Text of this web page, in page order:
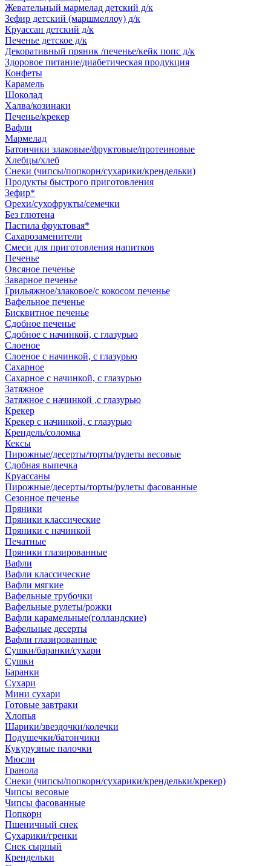
Жевательный мармелад детский д/к
Зефир детский (маршмеллоу) д/к
Круассан детский д/к
Печенье детское д/к
Декоративный пряник /печенье/кейк попс д/к
Здоровое питание/диабетическая продукция
Конфеты
Карамель
Шоколад
Халва/козинаки
Печенье/крекер
Вафли
Мармелад
Батончики злаковые/фруктовые/протеиновые
Хлебцы/хлеб
Снеки (чипсы/попкорн/сухарики/крендельки)
Продукты быстрого приготовления
Зефир*
Орехи/сухофрукты/семечки
Без глютена
Пастила фруктовая*
Сахарозаменители
Смеси для приготовления напитков
Печенье
Овсяное печенье
Заварное печенье
Грильяжное/злаковое/с кокосом печенье
Вафельное печенье
Бисквитное печенье
Сдобное печенье
Сдобное с начинкой, с глазурью
Слоеное
Слоеное с начинкой, с глазурью
Сахарное
Сахарное с начинкой, с глазурью
Затяжное
Затяжное с начинкой ,с глазурью
Крекер
Крекер с начинкой, с глазурью
Крендель/соломка
Кексы
Пирожные/десерты/торты/рулеты весовые
Сдобная выпечка
Круассаны
Пирожные/десерты/торты/рулеты фасованные
Сезонное печенье
Пряники
Пряники классические
Пряники с начинкой
Печатные
Пряники глазированные
Вафли
Вафли классические
Вафли мягкие
Вафельные трубочки
Вафельные рулеты/рожки
Вафли карамельные(голландские)
Вафельные десерты
Вафли глазированные
Сушки/баранки/сухари
Сушки
Баранки
Сухари
Мини сухари
Готовые завтраки
Хлопья
Шарики/звездочки/колечки
Подушечки/батончики
Кукурузные палочки
Мюсли
Гранола
Снеки (чипсы/попкорн/сухарики/крендельки/крекер)
Чипсы весовые
Чипсы фасованные
Попкорн
Пшеничный снек
Сухарики/гренки
Снек сырный
Крендельки